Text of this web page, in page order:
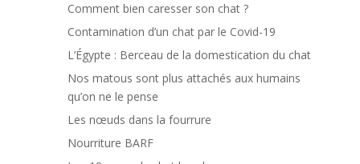
Comment bien caresser son chat ?
Contamination d’un chat par le Covid-19
L’Égypte : Berceau de la domestication du chat
Nos matous sont plus attachés aux humains
qu’on ne le pense
Les nœuds dans la fourrure
Nourriture BARF